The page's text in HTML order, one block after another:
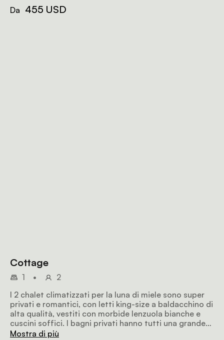
Da 455 USD
Cottage
1 •
2
I 2 chalet climatizzati per la luna di miele sono super
privati e romantici, con letti king-size a baldacchino di
alta qualità, vestiti con morbide lenzuola bianche e
cuscini soffici. I bagni privati hanno tutti una grande
vasca, doppio lavabo e doccia esterna.
Mostra di più